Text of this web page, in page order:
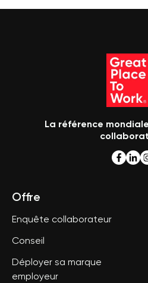
La référence
Offre
Enquête collaborateur
Conseil
Déployer sa marque
employeur